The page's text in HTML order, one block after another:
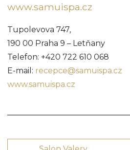
www.samuispa.cz
Tupolevova 747,
190 00 Praha 9 – Letňany
Telefon: +420 722 610 068
E-mail: recepce@samuispa.cz
www.samuispa.cz